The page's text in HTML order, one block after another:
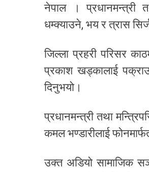
नेपाल । प्रधानमन्त्री
धम्क्याउने, भय र त्रास
जिल्ला प्रहरी परिसर
प्रकाश खड्कालाई
दिनुभयो।
प्रधानमन्त्री तथा
कमल भण्डारीलाई
उक्त अडियो सामाजिक